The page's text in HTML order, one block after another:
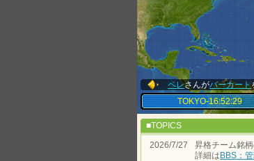
ペレさんがバーカート
TOKYO-16:52:30
■TOPICS
2026/7/27
昇格チーム銘
詳細は BBS：